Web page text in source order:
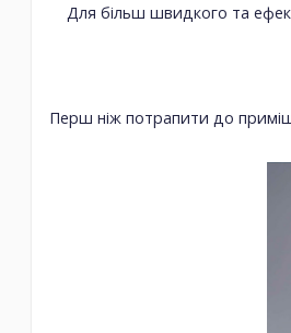
Для більш швидкого та
Перш ніж потрапити до